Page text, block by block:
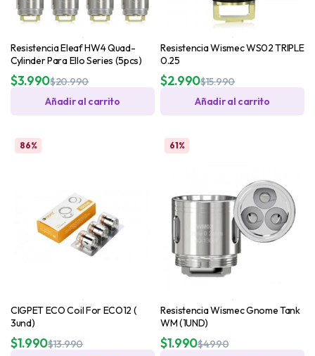
Resistencia Eleaf HW4 Quad-
Cylinder Para Ello Series (5pcs)
$20.990
$3.990
Añadir al carrito
Resistencia Wismec WS02 TRIPLE
0.25
$15.990
$2.990
Añadir al carrito
86%
CIGPET ECO Coil For ECO12 (
3und)
$13.990
$1.990
61%
Resistencia Wismec Gnome Tank
WM (1UND)
$4.990
$1.990